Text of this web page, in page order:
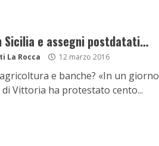
e assegni postdatati…
La Rocca 12 marzo 2016
e banche? «In un giorno
di Vittoria ha protestato cento...